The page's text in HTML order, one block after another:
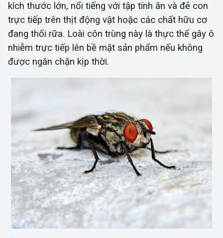
kích thước lớn, nổi tiếng với tập tính ăn và đẻ con
trực tiếp trên thịt động vật hoặc các chất hữu cơ
đang thối rữa. Loài côn trùng này là thực thể gây ô
nhiễm trực tiếp lên bề mặt sản phẩm nếu không
được ngăn chặn kịp thời.